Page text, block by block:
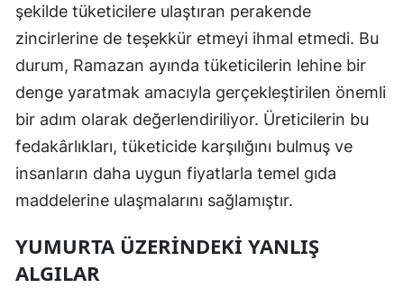
şekilde tüketicilere ulaştıran perakende
zincirlerine de teşekkür etmeyi ihmal etmedi. Bu
durum, Ramazan ayında tüketicilerin lehine bir
denge yaratmak amacıyla gerçekleştirilen önemli
bir adım olarak değerlendiriliyor. Üreticilerin bu
fedakârlıkları, tüketicide karşılığını bulmuş ve
insanların daha uygun fiyatlarla temel gıda
maddelerine ulaşmalarını sağlamıştır.
YUMURTA ÜZERINDEKI YANLIŞ
ALGILAR